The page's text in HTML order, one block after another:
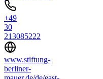
+49
30
213085222
www.stiftung-
berliner-